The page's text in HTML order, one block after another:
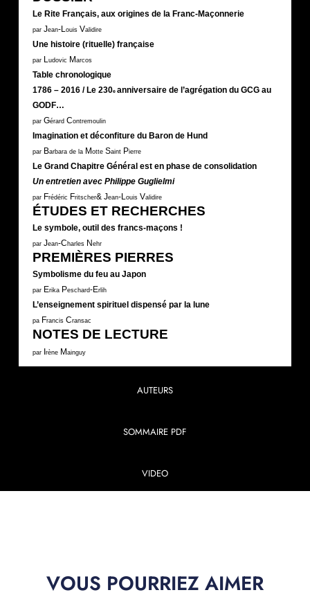
AUTEURS
SOMMAIRE PDF
VIDEO
Le Rite Français, aux origines de la Franc-Maçonnerie
par Jean-Louis Validire
Une histoire (rituelle) française
par Ludovic M arcos
Table chronologique
1786 – 2016 / Le 230e anniversaire de l’agrégation du GCG au
GODF…
par Gérard Contremoulin
Imagination et déconfiture du Baron de Hund
par Barbara de la M otte Saint Pierre
Le Grand Chapitre Général est en phase de consolidation
Un entretien avec Philippe Guglielmi
par Frédéric Fritscher& Jean-Louis Validire
ÉTUDES ET RECHERCHES
Le symbole, outil des francs-maçons !
par Jean-C harles N ehr
PREMIÈRES PIERRES
Symbolisme du feu au Japon
par Erika Peschard-Erlih
L’enseignement spirituel dispensé par la lune
pa Francis Cransac
NOTES DE LECTURE
par rène M ainguy
VOUS POURRIEZ AIMER